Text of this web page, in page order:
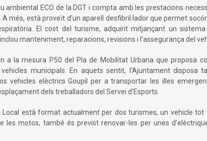
ambiental ECO de la DGT i compta amb les prestacions
més, està proveït d’un aparell desfibril·lador que permet
El cost del turisme, adquirit mitjançant un
manteniment, reparacions, revisions i l'assegurança del
a la mesura P50 del Pla de Mobilitat Urbana que proposa
municipals. En aquets sentit, l'Ajuntament disposa
vehicles elèctrics Goupil per a transportar les illes
dels treballadors del Servei d’Esports.
Local està format actualment per dos turismes, un vehicle
les motos, també és previst renovar-les per unes